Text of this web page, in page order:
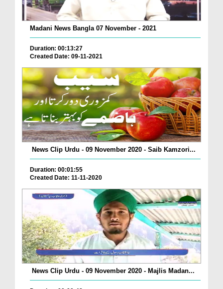
Madani News Bangla 07 November - 2021
Duration: 00:13:27
Created Date: 09-11-2021
News Clip Urdu - 09 November 2020 - Saib Kamzori...
Duration: 00:01:55
Created Date: 11-11-2020
News Clip Urdu - 09 November 2020 - Majlis Madan...